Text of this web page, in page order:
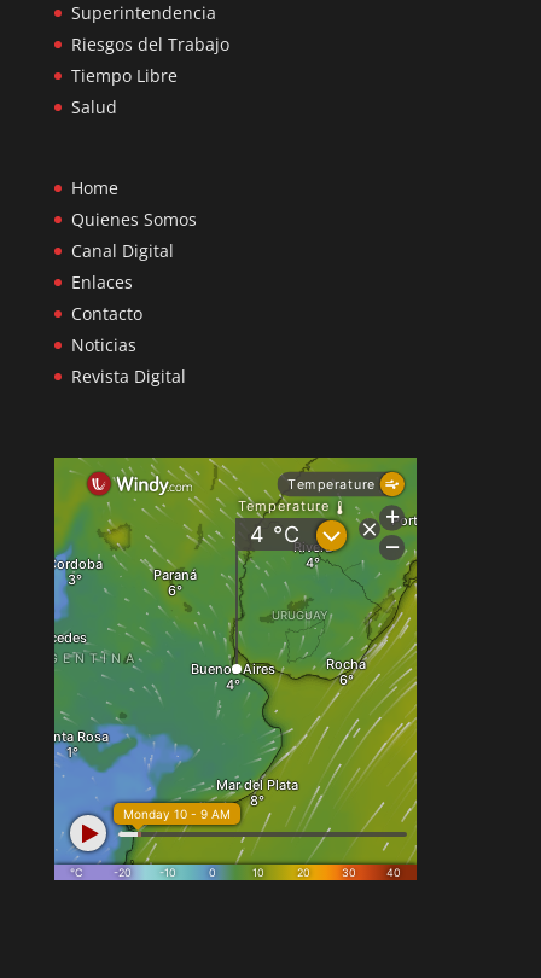
Superintendencia
Riesgos del Trabajo
Tiempo Libre
Salud
Home
Quienes Somos
Canal Digital
Enlaces
Contacto
Noticias
Revista Digital